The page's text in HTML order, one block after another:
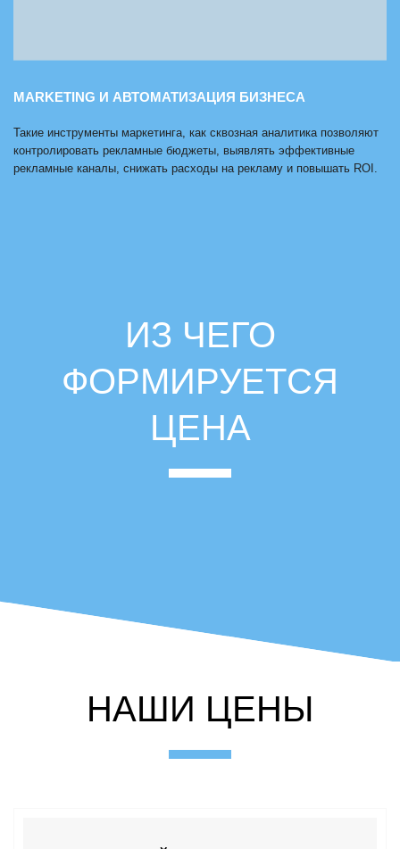
MARKETING И АВТОМАТИЗАЦИЯ БИЗНЕСА
Такие инструменты маркетинга, как сквозная аналитика позволяют
контролировать рекламные бюджеты, выявлять эффективные
рекламные каналы, снижать расходы на рекламу и повышать ROI.
ИЗ ЧЕГО
ФОРМИРУЕТСЯ
ЦЕНА
НАШИ ЦЕНЫ